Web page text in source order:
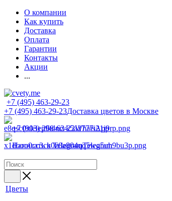
О компании
Как купить
Доставка
Оплата
Гарантии
Контакты
Акции
...
+7 (495) 463-29-23
+7 (495) 463-29-23Доставка цветов в Москве
+7 (903) 268-62-22WhatsApp
Написать в TelegramTelegram
Цветы